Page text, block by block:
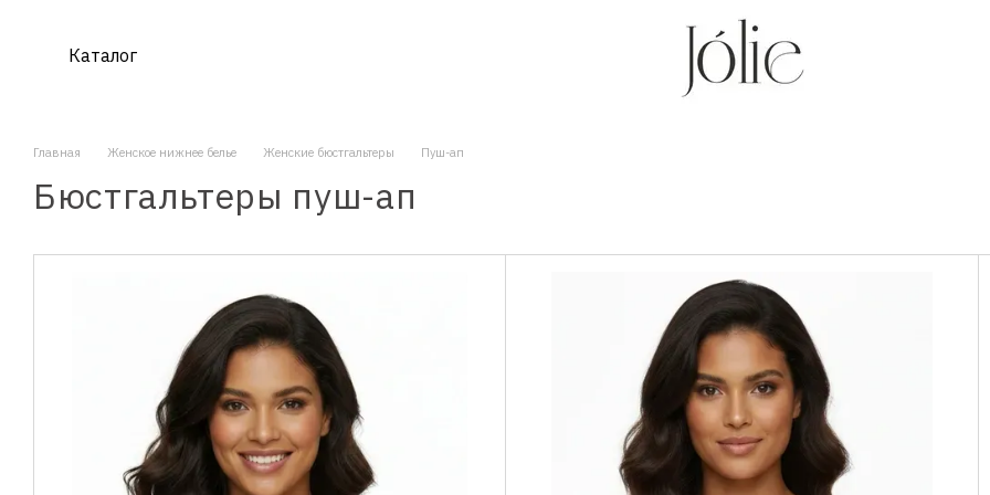
Каталог
Главная Женское нижнее белье Женские бюстгальтеры Пуш-ап
Бюстгальтеры пуш-ап